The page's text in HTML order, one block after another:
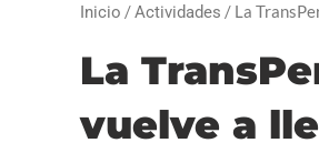
Inicio /Actividades / La
La
vuelve a